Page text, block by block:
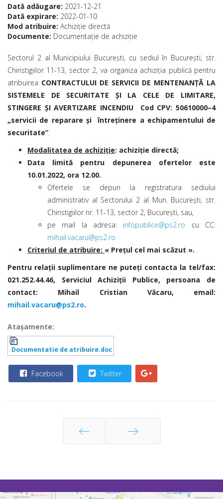
Dată adăugare: 2021-12-21
Dată expirare: 2022-01-10
Mod atribuire: Achiziție directă
Documente: Documentație de achiziție
Sectorul 2 al Municipiului Bucureşti, cu sediul în Bucureşti, str.
Chiristigiilor 11-13, sector 2, va organiza achiziţia publică pentru
atribuirea CONTRACTULUI DE SERVICII DE MENTENANȚĂ LA
SISTEMELE DE SECURITATE ȘI LA CELE DE LIMITARE,
STINGERE ȘI AVERTIZARE INCENDIU Cod CPV: 50610000–4
„servicii de reparare și întreţinere a echipamentului de
securitate”.
Modalitatea de achiziţie: achiziție directă;
Data limită pentru depunerea ofertelor este
10.01.2022, ora 12.00.
Ofertele se depun la registratura sediului
administrativ al Sectorului 2 al Mun. Bucureşti, str.
Chiristigiilor nr. 11-13, sector 2, Bucureşti, sau,
pe mail la adresa: infopublice@ps2.ro cu CC:
mihail.vacaru@ps2.ro
Criteriul de atribuire: « Prețul cel mai scăzut ».
Pentru relaţii suplimentare ne puteţi contacta la tel/fax:
021.252.44.46, Serviciul Achiziţii Publice, persoana de
contact: Mihail Cristian Văcaru, email:
mihail.vacaru@ps2.ro.
Ataşamente:
Documentatie de atribuire.doc
Facebook Twitter